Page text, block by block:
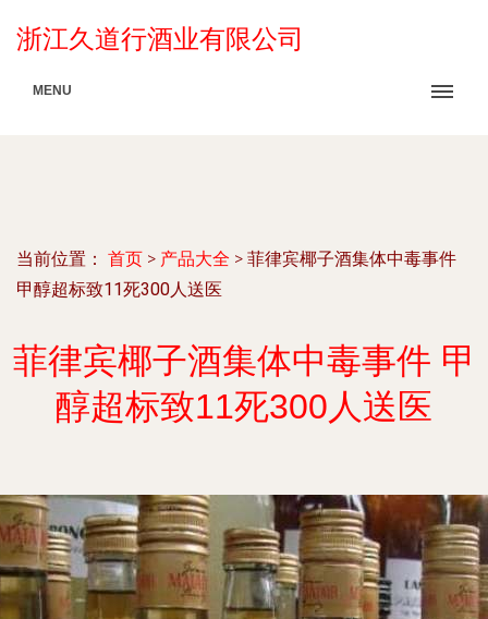
浙江久道行酒业有限公司
MENU
当前位置： 首页 > 产品大全 > 菲律宾椰子酒集体中毒事件
甲醇超标致11死300人送医
菲律宾椰子酒集体中毒事件 甲
醇超标致11死300人送医